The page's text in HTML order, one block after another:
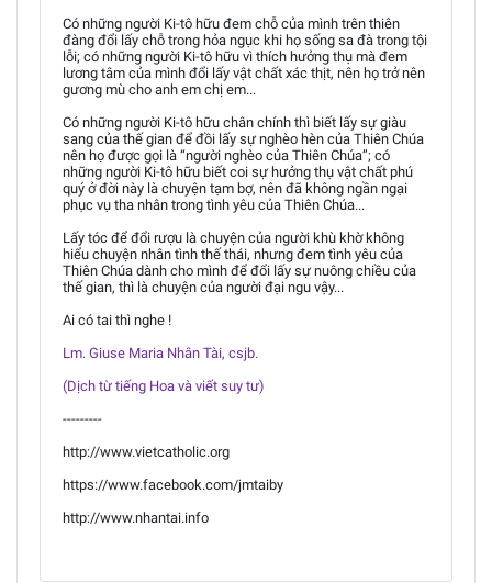
Có những người Ki-tô hữu đem chỗ của mình trên thiên
đàng đổi lấy chỗ trong hỏa ngục khi họ sống sa đà trong tội
lỗi; có những người Ki-tô hữu vì thích hưởng thụ mà đem
lương tâm của mình đổi lấy vật chất xác thịt, nên họ trở nên
gương mù cho anh em chị em...
Có những người Ki-tô hữu chân chính thì biết lấy sự giàu
sang của thế gian để đồi lấy sự nghèo hèn của Thiên Chúa
nên họ được gọi là “người nghèo của Thiên Chúa”; có
những người Ki-tô hữu biết coi sự hưởng thụ vật chất phú
quý ở đời này là chuyện tạm bợ, nên đã không ngần ngại
phục vụ tha nhân trong tình yêu của Thiên Chúa...
Lấy tóc để đổi rượu là chuyện của người khù khờ không
hiểu chuyện nhân tình thế thái, nhưng đem tình yêu của
Thiên Chúa dành cho mình để đổi lấy sự nuông chiều của
thế gian, thì là chuyện của người đại ngu vậy...
Ai có tai thì nghe !
Lm. Giuse Maria Nhân Tài, csjb.
(Dịch từ tiếng Hoa và viết suy tư)
---------
http://www.vietcatholic.org
https://www.facebook.com/jmtaiby
http://www.nhantai.info